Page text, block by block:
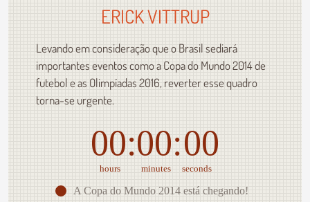
ERICK VITTRUP
Levando em consideração que o Brasil sediará
importantes eventos como a Copa do Mundo 2014 de
futebol e as Olimpíadas 2016, reverter esse quadro
torna-se urgente.
00
hours
00
minutes
00
seconds
A Copa do Mundo 2014 está chegando!